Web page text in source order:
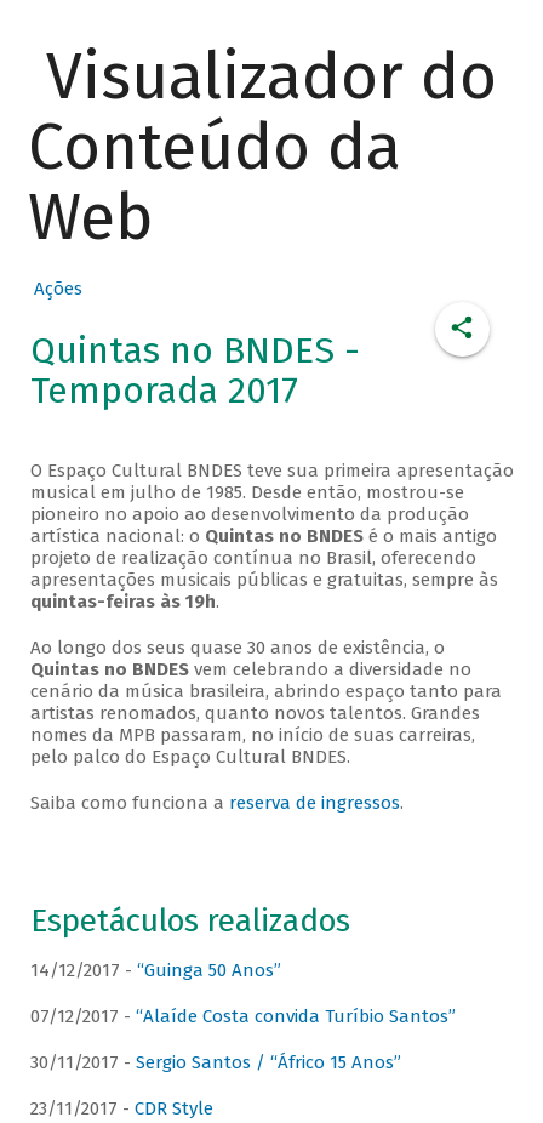
Visualizador do
Conteúdo da
Web
Ações
Quintas no BNDES -
Temporada 2017
O Espaço Cultural BNDES teve sua primeira apresentação
musical em julho de 1985. Desde então, mostrou-se
pioneiro no apoio ao desenvolvimento da produção
artística nacional: o Quintas no BNDESé o mais antigo
projeto de realização contínua no Brasil, oferecendo
apresentações musicais públicas e gratuitas, sempre às
quintas-feiras às 19h.
Ao longo dos seus quase 30 anos de existência, o
Quintas no BNDESvem celebrando a diversidade no
cenário da música brasileira, abrindo espaço tanto para
artistas renomados, quanto novos talentos. Grandes
nomes da MPB passaram, no início de suas carreiras,
pelo palco do Espaço Cultural BNDES.
Saiba como funciona a reserva de ingressos.
Espetáculos realizados
14/12/2017 - “Guinga 50 Anos”
07/12/2017 - “Alaíde Costa convida Turíbio Santos”
30/11/2017 - Sergio Santos / “Áfrico 15 Anos”
23/11/2017 - CDR Style